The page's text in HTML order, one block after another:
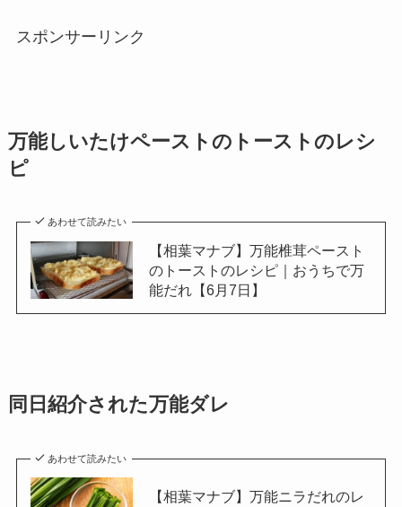
スポンサーリンク
万能しいたけペーストのトーストのレシ
ピ
あわせて読みたい
【相葉マナブ】万能椎茸ペースト
のトーストのレシピ｜おうちで万
能だれ【6月7日】
同日紹介された万能ダレ
あわせて読みたい
【相葉マナブ】万能ニラだれのレ